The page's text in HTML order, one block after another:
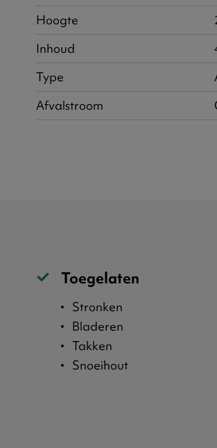
Hoogte
Inhoud
Type
Afvalstroom
Toegelaten
Stronken
Bladeren
Takken
Snoeihout